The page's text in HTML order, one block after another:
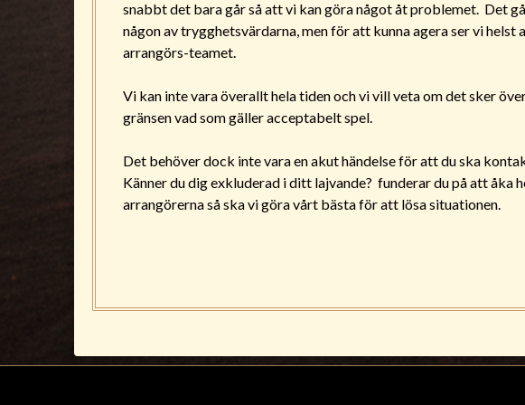
snabbt det bara går så att vi kan göra något åt problemet. Det
någon av trygghetsvärdarna, men för att kunna agera ser vi helst
arrangörs-teamet.
Vi kan inte vara överallt hela tiden och vi vill veta om det sker
gränsen vad som gäller acceptabelt spel.
Det behöver dock inte vara en akut händelse för att du ska
Känner du dig exkluderad i ditt lajvande? funderar du på att åka
arrangörerna så ska vi göra vårt bästa för att lösa situationen.